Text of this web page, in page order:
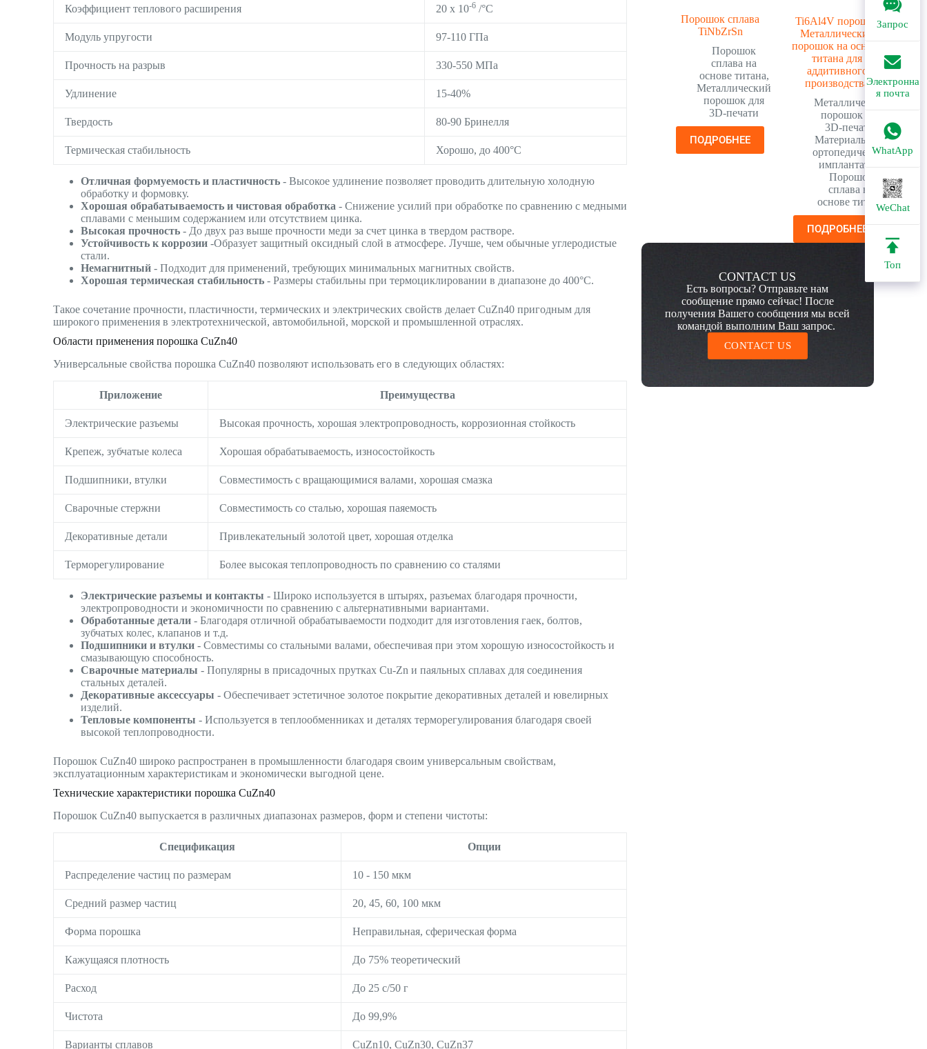
Запрос
Электронна
я почта
WhatApp
WeChat
Топ
Коэффициент теплового расширения 20 x 10-6 /°C
Модуль упругости 97-110 ГПа
Прочность на разрыв 330-550 МПа
Удлинение 15-40%
Твердость 80-90 Бринелля
Термическая стабильность Хорошо, до 400°C
Отличная формуемость и пластичность - Высокое удлинение позволяет проводить длительную холодную
обработку и формовку.
Хорошая обрабатываемость и чистовая обработка - Снижение усилий при обработке по сравнению с медными
сплавами с меньшим содержанием или отсутствием цинка.
Высокая прочность - До двух раз выше прочности меди за счет цинка в твердом растворе.
Устойчивость к коррозии -Образует защитный оксидный слой в атмосфере. Лучше, чем обычные углеродистые
стали.
Немагнитный - Подходит для применений, требующих минимальных магнитных свойств.
Хорошая термическая стабильность - Размеры стабильны при термоциклировании в диапазоне до 400°C.
Такое сочетание прочности, пластичности, термических и электрических свойств делает CuZn40 пригодным для
широкого применения в электротехнической, автомобильной, морской и промышленной отраслях.
Области применения порошка CuZn40
Универсальные свойства порошка CuZn40 позволяют использовать его в следующих областях:
Приложение Преимущества
Электрические разъемы Высокая прочность, хорошая электропроводность, коррозионная стойкость
Крепеж, зубчатые колеса Хорошая обрабатываемость, износостойкость
Подшипники, втулки Совместимость с вращающимися валами, хорошая смазка
Сварочные стержни Совместимость со сталью, хорошая паяемость
Декоративные детали Привлекательный золотой цвет, хорошая отделка
Терморегулирование Более высокая теплопроводность по сравнению со сталями
Электрические разъемы и контакты - Широко используется в штырях, разъемах благодаря прочности,
электропроводности и экономичности по сравнению с альтернативными вариантами.
Обработанные детали - Благодаря отличной обрабатываемости подходит для изготовления гаек, болтов,
зубчатых колес, клапанов и т.д.
Подшипники и втулки - Совместимы со стальными валами, обеспечивая при этом хорошую износостойкость и
смазывающую способность.
Сварочные материалы - Популярны в присадочных прутках Cu-Zn и паяльных сплавах для соединения
стальных деталей.
Декоративные аксессуары - Обеспечивает эстетичное золотое покрытие декоративных деталей и ювелирных
изделий.
Тепловые компоненты - Используется в теплообменниках и деталях терморегулирования благодаря своей
высокой теплопроводности.
Порошок CuZn40 широко распространен в промышленности благодаря своим универсальным свойствам,
эксплуатационным характеристикам и экономически выгодной цене.
Технические характеристики порошка CuZn40
Порошок CuZn40 выпускается в различных диапазонах размеров, форм и степени чистоты:
Спецификация Опции
Распределение частиц по размерам 10 - 150 мкм
Средний размер частиц 20, 45, 60, 100 мкм
Форма порошка Неправильная, сферическая форма
Кажущаяся плотность До 75% теоретический
Расход До 25 с/50 г
Чистота До 99,9%
Варианты сплавов CuZn10, CuZn30, CuZn37
Порошок сплава
TiNbZrSn
Порошок
сплава на
основе титана,
Металлический
порошок для
3D-печати
ПОДРОБНЕЕ
Ti6Al4V порошок
Металлический
порошок на основе
титана для
аддитивного
производства
Металлический
порошок для
3D-печати
Материалы для
ортопедических
имплантатов
Порошок
сплава на
основе титана
ПОДРОБНЕЕ
CONTACT US
Есть вопросы? Отправьте нам
сообщение прямо сейчас! После
получения Вашего сообщения мы всей
командой выполним Ваш запрос.
CONTACT US